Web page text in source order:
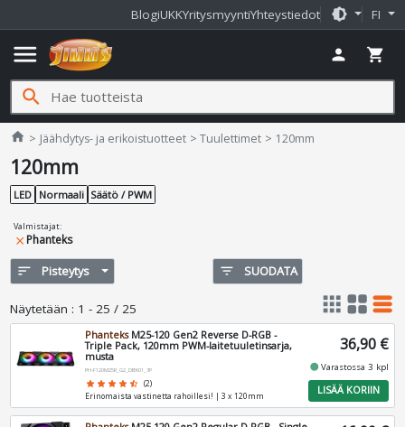
BlogiUKKYritysmyyntiYhteystiedot brightness_medium FI
menu person shopping_cart
search
home Jimms.fi
Jäähdytys- ja erikoistuotteet Tuulettimet 120mm
120mm
LED Normaali Säätö / PWM
Valmistajat:
close Phanteks
sort Pisteytys filter_list SUODATA
Näytetään : 1 - 25 / 25 apps grid_view table_rows
PhanteksM25-120 Gen2 Reverse D-RGB -
Triple Pack, 120mm PWM-laitetuuletinsarja,
musta
PH-F120M25R_G2_DBK01_3P
star star star star star_half (2)
Erinomaista vastinetta rahoillesi! | 3 x 120mm
36,90 €
fiber_manual_recordVarastossa 3 kpl
LISÄÄ KORIIN